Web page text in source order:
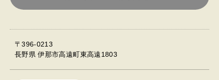
〒396-0213
長野県 伊那市高遠町東高遠1803